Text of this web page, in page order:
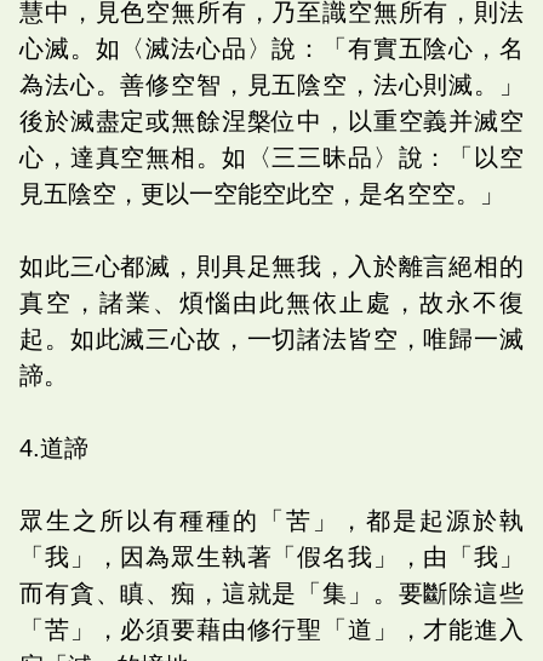
慧中，見色空無所有，乃至識空無所有，則法
心滅。如〈滅法心品〉說：「有實五陰心，名
為法心。善修空智，見五陰空，法心則滅。」
後於滅盡定或無餘涅槃位中，以重空義并滅空
心，達真空無相。如〈三三昧品〉說：「以空
見五陰空，更以一空能空此空，是名空空。」
如此三心都滅，則具足無我，入於離言絕相的
真空，諸業、煩惱由此無依止處，故永不復
起。如此滅三心故，一切諸法皆空，唯歸一滅
諦。
4.道諦
眾生之所以有種種的「苦」，都是起源於執
「我」，因為眾生執著「假名我」，由「我」
而有貪、瞋、痴，這就是「集」。要斷除這些
「苦」，必須要藉由修行聖「道」，才能進入